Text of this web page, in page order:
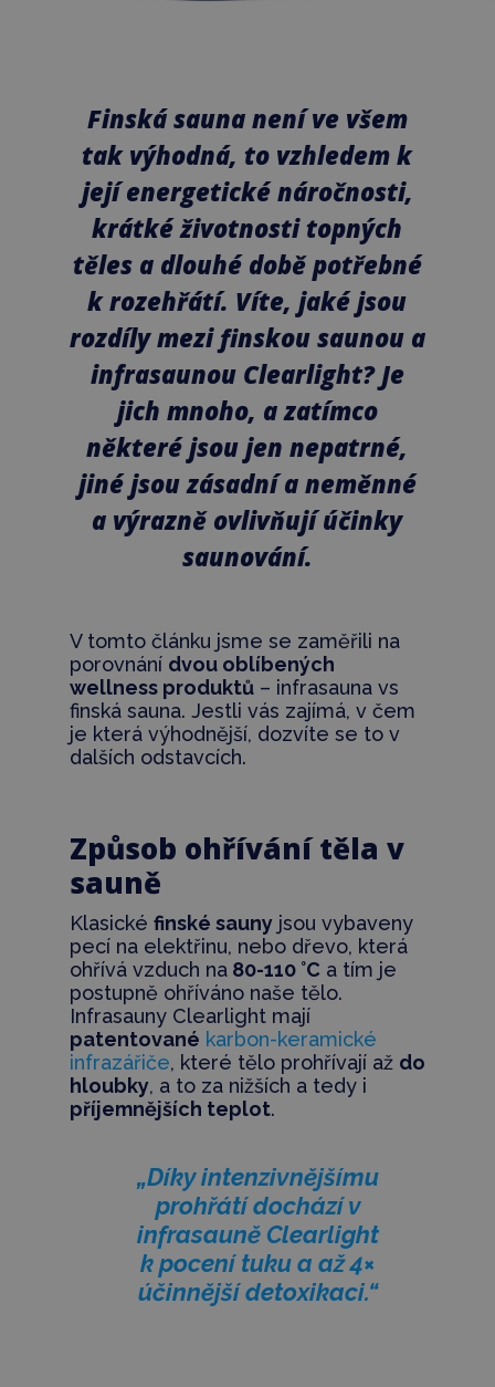
Finská sauna není ve všem
tak výhodná, to vzhledem k
její energetické náročnosti,
krátké životnosti topných
těles a dlouhé době potřebné
k rozehřátí. Víte, jaké jsou
rozdíly mezi finskou saunou a
infrasaunou Clearlight? Je
jich mnoho, a zatímco
některé jsou jen nepatrné,
jiné jsou zásadní a neměnné
a výrazně ovlivňují účinky
saunování.
V tomto článku jsme se zaměřili na
porovnání dvou oblíbených
wellness produktů – infrasauna vs
finská sauna. Jestli vás zajímá, v čem
je která výhodnější, dozvíte se to v
dalších odstavcích.
Způsob ohřívání těla v
sauně
Klasické finské saunyjsou vybaveny
pecí na elektřinu, nebo dřevo, která
ohřívá vzduch na80-110 °C a tím je
postupně ohříváno naše tělo.
Infrasauny Clearlight mají
patentované karbon-keramické
infrazářiče, které tělo prohřívají až do
hloubky, a to za nižších a tedy i
příjemnějších teplot.
„Díky intenzivnějšímu
prohřátí dochází v
infrasauně Clearlight
k pocení tuku a až 4×
účinnější detoxikaci.“